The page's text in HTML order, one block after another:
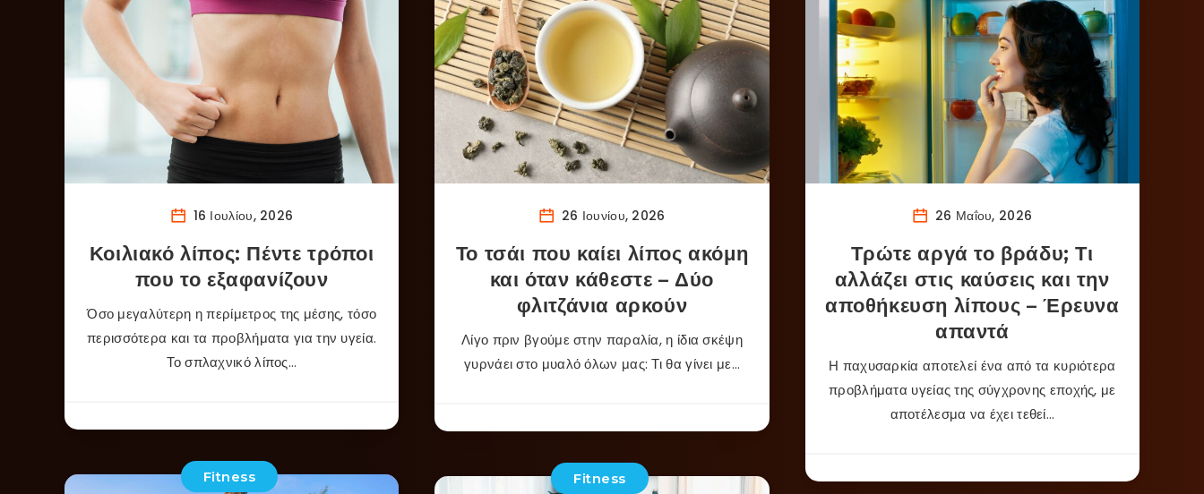
16 Ιουλίου, 2026
Κοιλιακό λίπος: Πέντε τρόποι
που το εξαφανίζουν
Όσο μεγαλύτερη η περίμετρος της μέσης, τόσο
περισσότερα και τα προβλήματα για την υγεία.
Το σπλαχνικό λίπος…
26 Ιουνίου, 2026
Το τσάι που καίει λίπος ακόμη
και όταν κάθεστε – Δύο
φλιτζάνια αρκούν
Λίγο πριν βγούμε στην παραλία, η ίδια σκέψη
γυρνάει στο μυαλό όλων μας: Τι θα γίνει με…
26 Μαΐου, 2026
Τρώτε αργά το βράδυ; Τι
αλλάζει στις καύσεις και την
αποθήκευση λίπους – Έρευνα
απαντά
Η παχυσαρκία αποτελεί ένα από τα κυριότερα
προβλήματα υγείας της σύγχρονης εποχής, με
αποτέλεσμα να έχει τεθεί…
Fitness Fitness